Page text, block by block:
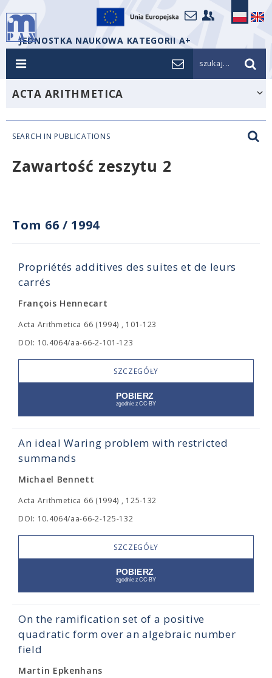
JEDNOSTKA NAUKOWA KATEGORII A+
szukaj...
ACTA ARITHMETICA
SEARCH IN PUBLICATIONS
Zawartość zeszytu 2
Tom 66 / 1994
Propriétés additives des suites et de leurs
carrés
François Hennecart
Acta Arithmetica 66 (1994) , 101-123
DOI: 10.4064/aa-66-2-101-123
SZCZEGÓŁY
An ideal Waring problem with restricted
summands
Michael Bennett
Acta Arithmetica 66 (1994) , 125-132
DOI: 10.4064/aa-66-2-125-132
SZCZEGÓŁY
On the ramification set of a positive
quadratic form over an algebraic number
field
Martin Epkenhans